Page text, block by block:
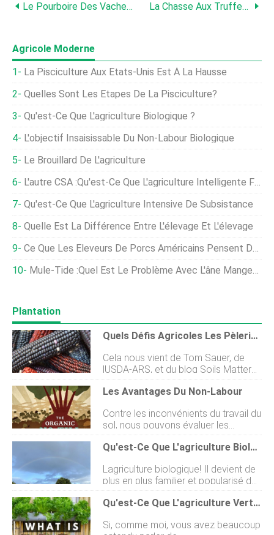
Le Pourboire Des Vaches :faux Ou Vraiment Faux ? La Chasse Aux Truffes Est Passée Aux Chiens
Agricole Moderne
La Pisciculture Aux États-Unis Est À La Hausse
Quelles Sont Les Étapes De La Pisciculture?
Qu'est-Ce Que L'agriculture Biologique ?
L'objectif Insaisissable Du Non-Labour Biologique
Le Brouillard De L'agriculture
L'autre CSA :qu'est-Ce Que L'agriculture Intelligente Face Au Climat ?
Qu'est-Ce Que L'agriculture Intensive De Subsistance
Quelle Est La Différence Entre L'élevage Et L'élevage
Ce Que Les Éleveurs De Porcs Américains Pensent De L'accord Smithfield
Mule-Tide :quel Est Le Problème Avec L'âne Mangeoire ?
Plantation
Quels Défis Agricoles Les Pèlerins Ont-Ils Rencontrés ?
Cela nous vient de Tom Sauer, de
lUSDA-ARS, et du blog Soils Matter
de la Soil Science Society of
America. La fête de Thanksgiving a
des récoltes. Des gens
reconnaissants se sont réunis pour
célébrer une récolte réussie. Avant
les réseaux commerciaux ou le
stockage alimentaire à long terme,
les mauvaises récoltes signifiaient la
faim ou même la famine, donc des
récoltes abondantes étaient des
causes de grande joie. Les
Américains attribuent généralement l
Les Avantages Du Non-Labour
Contre les inconvénients du travail du
sol, nous pouvons évaluer les
avantages de renoncer au travail du
sol. Lune des choses les plus
labour est que, si vous avez déjà une
ferme, vous naurez peut-être pas
besoin dacheter quoi que ce soit ou
de ne faire quun investissement
minimal pour essayer les méthodes.
La plupart des producteurs ont déjà
Qu'est-Ce Que L'agriculture Biologique ?
Lagriculture biologique! Il devient de
plus en plus familier et popularisé de
nos jours. Chaque fois que vous allez
à lépicerie, vous voyez deux types
ou non biologiques. Quest-ce qui
Qu'est-Ce Que L'agriculture Verticale ?
Si, comme moi, vous avez beaucoup